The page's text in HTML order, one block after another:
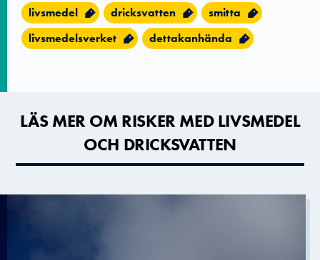
livsmedel dricksvatten
smitta
livsmedelsverket
dettakanhända
LÄS MER OM RISKER MED LIVSMEDEL
OCH DRICKSVATTEN